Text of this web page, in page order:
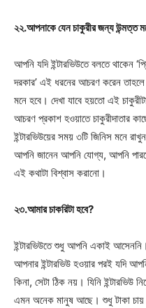
২২.আপনাকে যেন চাকুরীর জন্য উন্মত্ত
আপনি যদি ইন্টারভিউতে বলতে থাকেন
দরকার’ এই ধরনের আচরণ করেন
মনে হবে। দেখা যাবে হয়তো এই
আচরণ প্রকাশ হওয়াতে চাকুরীদাতার
ইন্টারভিউয়ের সময় ৩টি জিনিস
আপনি জানেন আপনি যোগ্য, আপনি
এই কথাটা বিশ্বাস করানো।
২৩.আমার চাকরিটা হবে?
ইন্টারভিউতে শুধু আপনি একাই
আপনার ইন্টারভিউ হওয়ার পরই যদি
কিনা, সেটা ঠিক নয়। যিনি
এমন অনেক মানুষ আছে। শুধু টাকা চায়